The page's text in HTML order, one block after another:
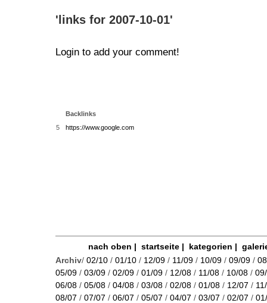
'links for 2007-10-01'
Login to add your comment!
Backlinks
5
https://www.google.com
nach oben | startseite| kategorien |
Archiv/ 02/10 / 01/10 / 12/09 / 11/09 / 10/09 / 09/09 /
05/09 / 03/09 / 02/09 / 01/09 / 12/08 / 11/08 / 10/08 /
06/08 / 05/08 / 04/08 / 03/08 / 02/08 / 01/08 / 12/07 /
08/07 / 07/07 / 06/07 / 05/07 / 04/07 / 03/07 / 02/07 /